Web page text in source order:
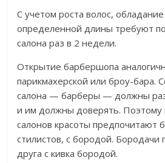
С учетом роста волос,
определенной длины требуют
салона раз в 2 недели.
Открытие барбершопа
парикмахерской или броу-бара.
салона — барберы — должны
и им должны доверять. Поэтому
салонов красоты предпочитают
стилистов, с бородой. Бородачи
друга с кивка бородой.